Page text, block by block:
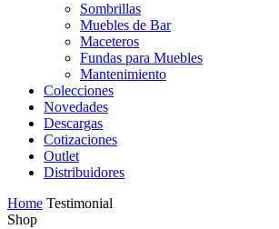
Sombrillas
Muebles de Bar
Maceteros
Fundas para Muebles
Mantenimiento
Colecciones
Novedades
Descargas
Cotizaciones
Outlet
Distribuidores
Home Testimonial
Shop